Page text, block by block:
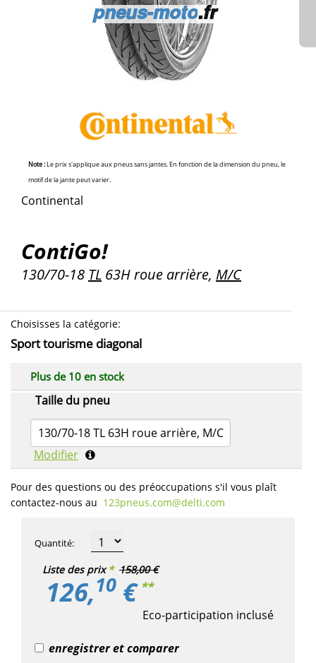
Note :Le prix s'applique aux pneus sans jantes. En fonction de la dimension du pneu, le
motif de la jante peut varier.
Continental
ContiGo!
130/70-18 TL 63H roue arrière, M/C
Choisisses la catégorie:
Sport tourisme diagonal
Taille du pneu
130/70-18 TL 63H roue arrière, M/C
Modifier
Plus de 10 en stock
Pour des questions ou des préoccupations s'il vous plaît
contactez-nous au 123pneus.com​@delti.com
Liste des prix * 158,00 €
126,10 € **
Eco-participation inclusé
Quantité:
enregistrer et comparer